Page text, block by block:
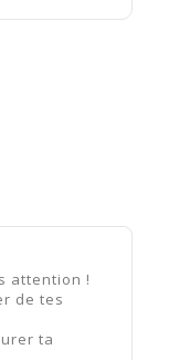
attention !
de tes
ta